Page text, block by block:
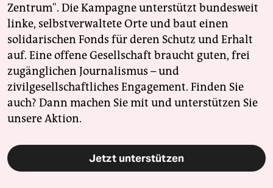
Zentrum". Die Kampagne unterstützt bundesweit
linke, selbstverwaltete Orte und baut einen
solidarischen Fonds für deren Schutz und Erhalt
auf. Eine offene Gesellschaft braucht guten, frei
zugänglichen Journalismus – und
zivilgesellschaftliches Engagement. Finden Sie
auch? Dann machen Sie mit und unterstützen Sie
unsere Aktion.
Jetzt unterstützen